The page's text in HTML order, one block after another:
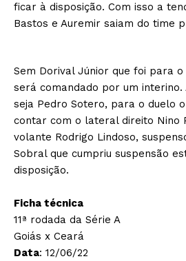
ficar à disposição. Com isso a
Bastos e Auremir saiam do time
Sem Dorival Júnior que foi para o
será comandado por um interino.
seja Pedro Sotero, para o duelo
contar com o lateral direito Nino
volante Rodrigo Lindoso,
Sobral que cumpriu suspensão
disposição.
Ficha técnica
11ª rodada da Série A
Goiás x Ceará
Data: 12/06/22